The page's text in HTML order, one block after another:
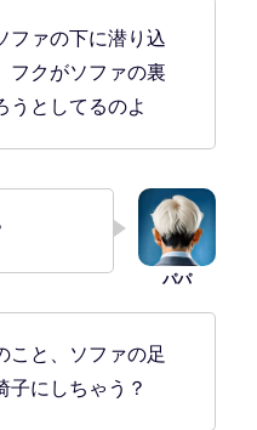
ファの下に潜り込
フクがソファの裏
うとしてるのよ
こと、ソファの足
子にしちゃう？